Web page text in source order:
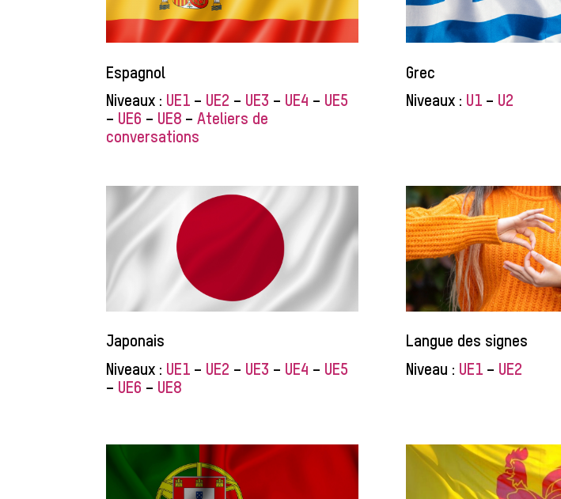
Espagnol
Niveaux : UE1 – UE2 – UE3 – UE4 – UE5
– UE6 – UE8 –Ateliers de
conversations
Grec
Niveaux : U1– U2
Japonais
Niveaux : UE1 – UE2 – UE3 – UE4 – UE5
– UE6 – UE8
Langue des signes
Niveau : UE1– UE2